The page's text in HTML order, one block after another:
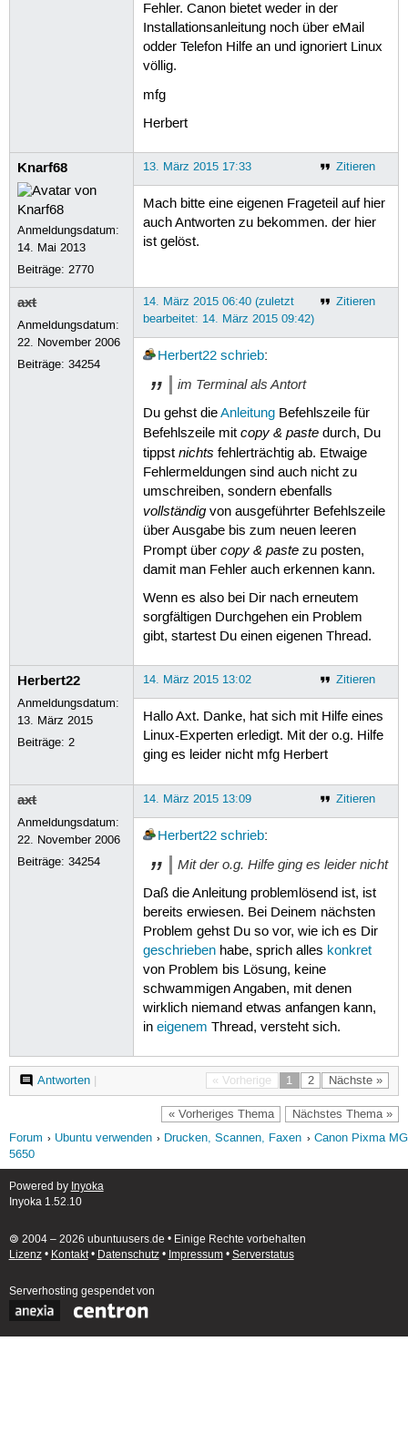
Fehler. Canon bietet weder in der
Installationsanleitung noch über eMail
odder Telefon Hilfe an und ignoriert Linux
völlig.
mfg
Herbert
Knarf68
Anmeldungsdatum:
14. Mai 2013
Beiträge:2770
Zitieren
13. März 2015 17:33
Mach bitte eine eigenen Frageteil auf hier
auch Antworten zu bekommen. der hier
ist gelöst.
axt
Anmeldungsdatum:
22. November 2006
Beiträge:34254
Zitieren
14. März 2015 06:40 (zuletzt
bearbeitet: 14. März 2015 09:42)
Herbert22 schrieb:
im Terminal als Antort
Du gehst dieAnleitungBefehlszeile für
Befehlszeile mit copy & pastedurch, Du
tippst nichts fehlerträchtig ab. Etwaige
Fehlermeldungen sind auch nicht zu
umschreiben, sondern ebenfalls
vollständigvon ausgeführter Befehlszeile
über Ausgabe bis zum neuen leeren
Prompt über copy & pastezu posten,
damit man Fehler auch erkennen kann.
Wenn es also bei Dir nach erneutem
sorgfältigen Durchgehen ein Problem
gibt, startest Du einen eigenen Thread.
Herbert22
Anmeldungsdatum:
13. März 2015
Beiträge:2
Zitieren
14. März 2015 13:02
Hallo Axt. Danke, hat sich mit Hilfe eines
Linux-Experten erledigt. Mit der o.g. Hilfe
ging es leider nicht mfg Herbert
axt
Anmeldungsdatum:
22. November 2006
Beiträge:34254
Zitieren
14. März 2015 13:09
Herbert22 schrieb:
Mit der o.g. Hilfe ging es leider nicht
Daß die Anleitung problemlösend ist, ist
bereits erwiesen. Bei Deinem nächsten
Problem gehst Du so vor, wie ich es Dir
geschriebenhabe, sprich alles konkret
von Problem bis Lösung, keine
schwammigen Angaben, mit denen
wirklich niemand etwas anfangen kann,
in eigenem Thread, versteht sich.
« Vorherige 1 2 Nächste »
Antworten|
« Vorheriges Thema Nächstes Thema »
Forum Ubuntu verwenden Drucken, Scannen, Faxen
Canon Pixma MG
5650
Powered by Inyoka
Inyoka 1.52.10
🄯 2004 – 2026 ubuntuusers.de • Einige Rechte vorbehalten
Lizenz• Kontakt• Datenschutz• Impressum• Serverstatus
Serverhosting gespendet von